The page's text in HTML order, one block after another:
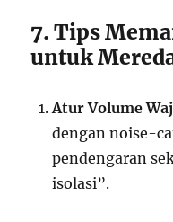
7. Tips
untuk
Atur Volume
dengan noise-
pendengaran
isolasi”.